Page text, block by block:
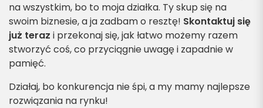
na wszystkim, bo to moja działka. Ty skup się na
swoim biznesie, a ja zadbam o resztę! Skontaktuj się
już teraz i przekonaj się, jak łatwo możemy razem
stworzyć coś, co przyciągnie uwagę i zapadnie w
pamięć.
Działaj, bo konkurencja nie śpi, a my mamy najlepsze
rozwiązania na rynku!